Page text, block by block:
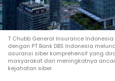
T Chubb General Insurance
dengan PT Bank DBS Indonesia
asuransi siber komprehensif yang
masyarakat dari meningkatnya
kejahatan siber.